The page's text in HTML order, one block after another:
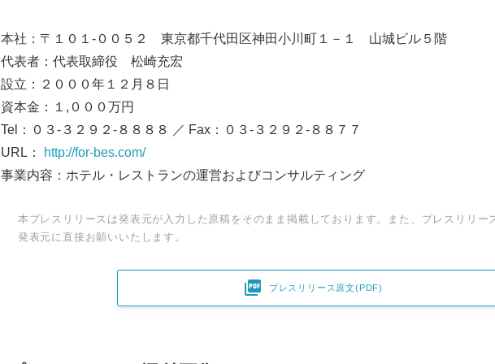
本社：〒１０１-００５２ 東京都千代田区神田小川町１－１ 山城ビル５階
代表者：代表取締役 松崎充宏
設立：２０００年１２月８日
資本金：１,０００万円
Tel：０３-３２９２-８８８８ ／ Fax：０３-３２９２-８８７７
URL：
http://for-bes.com/
事業内容：ホテル・レストランの運営およびコンサルティング
本プレスリリースは発表元が入力した原稿をそのまま掲載しております。また、プレスリリー
発表元に直接お願いいたします。
 プレスリリース原文(PDF)